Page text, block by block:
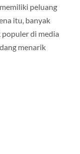
peluang
itu, banyak
di media
menarik